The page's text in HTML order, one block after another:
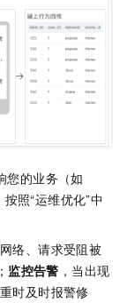
您的业务（如
照“运维优化”中
络、请求受阻被
监控告警 ，当出现
时及时报警修